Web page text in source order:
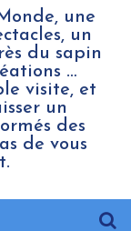
une
un
du sapin
…
visite, et
un
des
de vous